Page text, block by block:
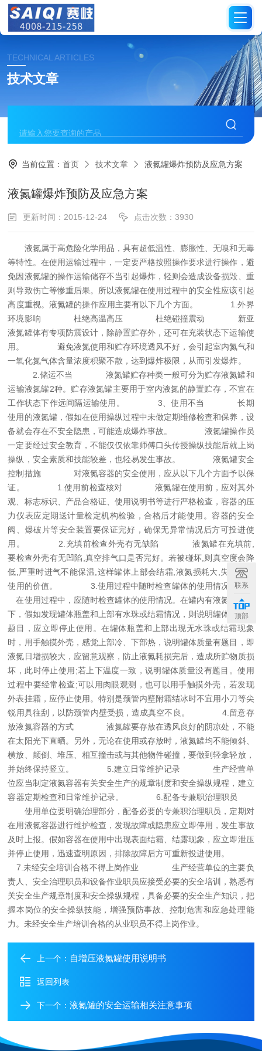
TECHNICAL ARTICLES
技术文章
当前位置：首页 技术文章 液氮罐爆炸预防及应急方案
液氮罐爆炸预防及应急方案
更新时间：2015-12-24 点击次数：3930
液氮属于高危险化学用品，具有超低温性、膨胀性、无嗅和无毒
等特性。在使用运输过程中，一定要严格按照操作要求进行操作，避
免因液氮罐的操作运输储存不当引起爆炸，轻则会造成设备损毁、重
则导致伤亡等惨重后果。所以液氮罐在使用过程中的安全性应该引起
高度重视。液氮罐的操作应用主要有以下几个方面。
1.外界
环境影响
杜绝高温高压 杜绝碰撞震动
新亚
液氮罐体有专项防震设计，除静置贮存外，还可在充装状态下运输使
用。
避免液氮使用和贮存环境透风不好，会引起室内氮气和
一氧化氮气体含量浓度积聚不散，达到爆炸极限，从而引发爆炸。
2.储运不当
液氮罐贮存种类一般可分为贮存液氮罐和
运输液氮罐2种。贮存液氮罐主要用于室内液氮的静置贮存，不宜在
工作状态下作远间隔运输使用。
3、使用不当
长期
使用的液氮罐，假如在使用操纵过程中未做定期维修检查和保养，设
备就会存在不安全隐患，可能造成爆炸事故。
液氮罐操作员
一定要经过安全教育，不能仅仅依靠师傅口头传授操纵技能后就上岗
操纵，安全素质和技能较差，也轻易发生事故。
液氮罐安全
控制措施
对液氮容器的安全使用，应从以下几个方面予以保
证。
1.使用前检查核对
液氮罐在使用前，应对其外
观、标志标识、产品合格证、使用说明书等进行严格检查，容器的压
力仪表应定期送计量检定机构检验，合格后才能使用。容器的安全
阀、爆破片等安全装置要保证完好，确保无异常情况后方可投进使
用。
2.充填前检查外壳有无缺陷
液氮罐在充填前,
要检查外壳有无凹陷,真空排气口是否完好。若被碰坏,则真空度会降
低,严重时进气不能保温,这样罐体上部会结霜,液氮损耗大,失往继续
使用的价值。
3.使用过程中随时检查罐体的使用情况
在使用过程中，应随时检查罐体的使用情况。在罐内有液氮的条件
下，假如发现罐体瓶盖和上部有水珠或结霜情况，则说明罐体质量有
题目，应立即停止使用。在罐体瓶盖和上部出现无水珠或结霜现象
时，用手触摸外壳，感觉上部冷、下部热，说明罐体质量有题目，即
液氮日增损较大，应留意观察，防止液氮耗损完后，造成所贮物质损
坏，此时停止使用;若上下温度一致，说明罐体质量没有题目。使用
过程中要经常检查;可以用肉眼观测，也可以用手触摸外壳，若发现
外表挂霜，应停止使用。特别是颈管内壁附霜结冰时不宜用小刀等尖
锐用具往刮，以防颈管内壁受损，造成真空不良。
4.留意存
放液氮容器的方式
液氮罐要存放在透风良好的阴凉处，不能
在太阳光下直晒。另外，无论在使用或存放时，液氮罐均不能倾斜、
横放、颠倒、堆压、相互撞击或与其他物件碰撞，要做到轻拿轻放，
并始终保持竖立。
5.建立日常维护记录
生产经营单
位应当制定液氮容器有关安全生产的规章制度和安全操纵规程，建立
容器定期检查和日常维护记录。
6.配备专兼职治理职员
使用单位要明确治理部分，配备必要的专兼职治理职员，定期对
在用液氮容器进行维护检查，发现故障或隐患应立即停用，发生事故
及时上报。假如容器在使用中出现表面结霜、结露现象，应立即泄压
并停止使用，迅速查明原因，排除故障后方可重新投进使用。
7.未经安全培训合格不得上岗作业
生产经营单位的主要负
责人、安全治理职员和设备作业职员应接受必要的安全培训，熟悉有
关安全生产规章制度和安全操纵规程，具备必要的安全生产知识，把
握本岗位的安全操纵技能，增强预防事故、控制危害和应急处理能
力。未经安全生产培训合格的从业职员不得上岗作业。
上一个： 自增压液氮罐使用说明书
返回列表
下一个：液氮罐的安全运输相关注意事项
联系
顶部